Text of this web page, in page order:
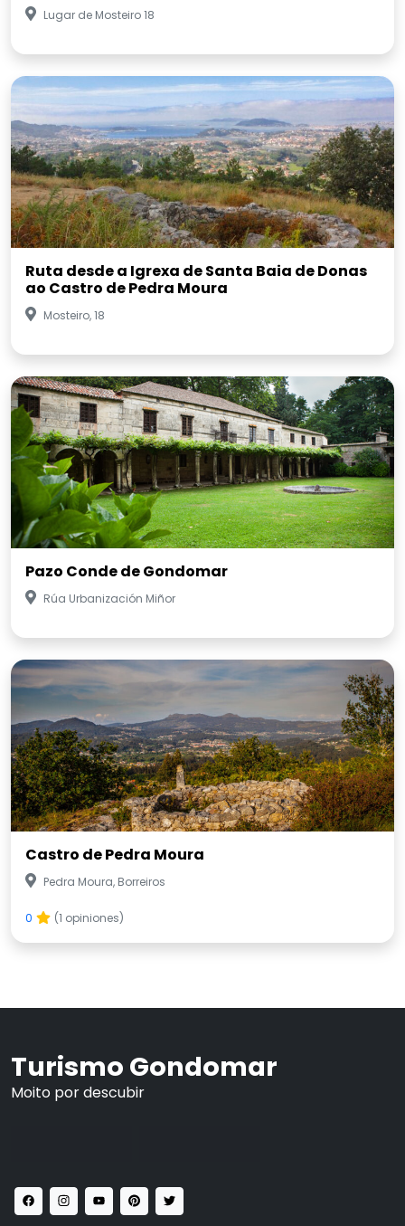
Ruta desde a Igrexa de Santa Baia de Donas
ao Castro de Pedra Moura
Mosteiro, 18
Pazo Conde de Gondomar
Rúa Urbanización Miñor
Castro de Pedra Moura
Pedra Moura, Borreiros
0 (1 opiniones)